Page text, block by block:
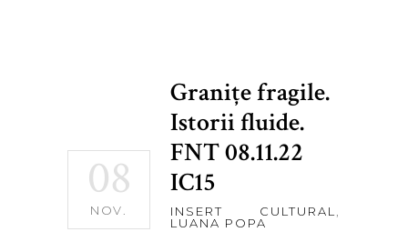
08
NOV.
Graniţe fragile.
Istorii fluide.
FNT 08.11.22
IC15
INSERT CULTURAL,
LUANA POPA